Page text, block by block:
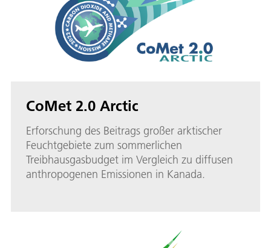
CoMet 2.0 Arctic
Erforschung des Beitrags großer arktischer
Feuchtgebiete zum sommerlichen
Treibhausgasbudget im Vergleich zu diffusen
anthropogenen Emissionen in Kanada.